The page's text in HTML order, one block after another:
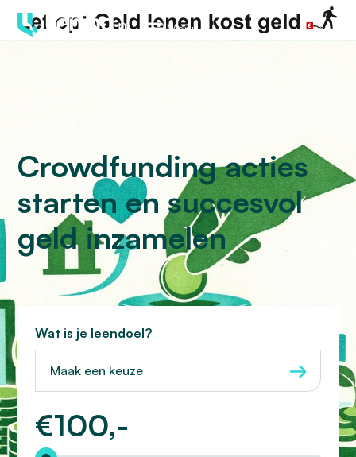
Menu
Crowdfunding acties
starten en succesvol
geld inzamelen
Wat is je leendoel?
Maak een keuze
€100,-
Hoeveel wilt u lenen?